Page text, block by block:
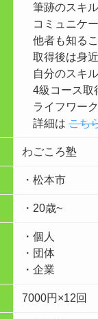
筆跡のスキル
コミュニケー
他者も知るこ
取得後は身
自分のスキル
4級コース取
ライフワーク
詳細は こち
わごころ塾
・松本市
・20歳~
・個人
・団体
・企業
7000円×12回